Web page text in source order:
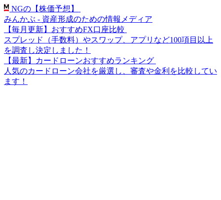
NGの【株価予想】
みんかぶ - 資産形成のための情報メディア
【毎月更新】おすすめFX口座比較
スプレッド（手数料）やスワップ、アプリなど100項目以上
を調査し決定しました！
【最新】カードローンおすすめランキング
人気のカードローン会社を厳選し、審査や金利を比較してい
ます！